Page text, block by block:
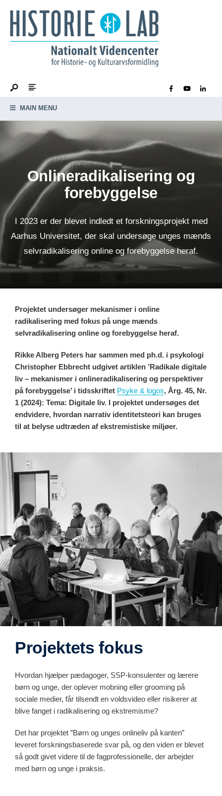
MAIN MENU
Onlineradikalisering og
forebyggelse
I 2023 er der blevet indledt et forskningsprojekt med
Aarhus Universitet, der skal undersøge unges mænds
selvradikalisering online og forebyggelse heraf.
Projektet undersøger mekanismer i online
radikalisering med fokus på unge mænds
selvradikalisering online og forebyggelse heraf.
Rikke Alberg Peters har sammen med ph.d. i psykologi
Christopher Ebbrecht udgivet artiklen ’Radikale digitale
liv – mekanismer i onlineradikalisering og perspektiver
på forebyggelse’ i tidsskriftet Psyke & logos, Årg. 45, Nr.
1 (2024): Tema: Digitale liv. I projektet undersøges det
endvidere, hvordan narrativ identitetsteori kan bruges
til at belyse udtræden af ekstremistiske miljøer.
Projektets fokus
Hvordan hjælper pædagoger, SSP-konsulenter og lærere
børn og unge, der oplever mobning eller grooming på
sociale medier, får tilsendt en voldsvideo eller risikerer at
blive fanget i radikalisering og ekstremisme?
Det har projektet ”Børn og unges onlineliv på kanten”
leveret forskningsbaserede svar på, og den viden er blevet
så godt givet videre til de fagprofessionelle, der arbejder
med børn og unge i praksis.